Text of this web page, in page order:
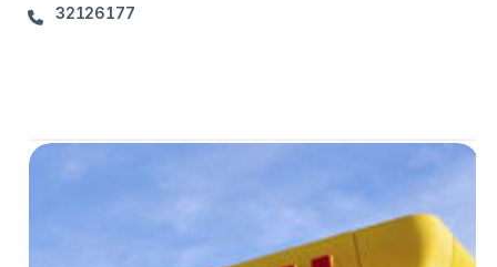
32126177